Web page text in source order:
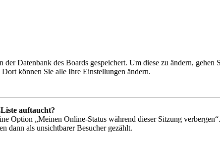
Datenbank des Boards gespeichert. Um diese zu ändern,
können Sie alle Ihre Einstellungen ändern.
auftaucht?
Option „Meinen Online-Status während dieser Sitzung
dann als unsichtbarer Besucher gezählt.